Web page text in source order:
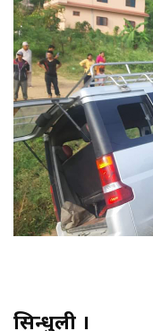
सिन्धुली ।